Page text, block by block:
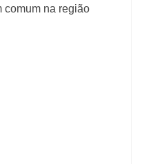
comum na região